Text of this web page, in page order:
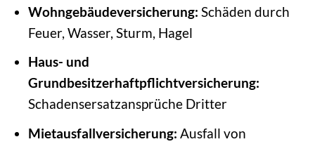
Wohngebäudeversicherung: Schäden durch
Feuer, Wasser, Sturm, Hagel
Haus- und
Grundbesitzerhaftpflichtversicherung:
Schadensersatzansprüche Dritter
Mietausfallversicherung: Ausfall von